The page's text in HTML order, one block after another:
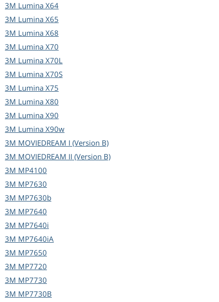
3M Lumina X64
3M Lumina X65
3M Lumina X68
3M Lumina X70
3M Lumina X70L
3M Lumina X70S
3M Lumina X75
3M Lumina X80
3M Lumina X90
3M Lumina X90w
3M MOVIEDREAM I (Version B)
3M MOVIEDREAM II (Version B)
3M MP4100
3M MP7630
3M MP7630b
3M MP7640
3M MP7640i
3M MP7640iA
3M MP7650
3M MP7720
3M MP7730
3M MP7730B